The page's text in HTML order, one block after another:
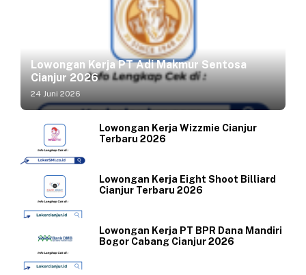
Lowongan Kerja PT Adi Makmur Sentosa
Cianjur 2026
24 Juni 2026
Lowongan Kerja Wizzmie Cianjur
Terbaru 2026
Lowongan Kerja Eight Shoot Billiard
Cianjur Terbaru 2026
Lowongan Kerja PT BPR Dana Mandiri
Bogor Cabang Cianjur 2026